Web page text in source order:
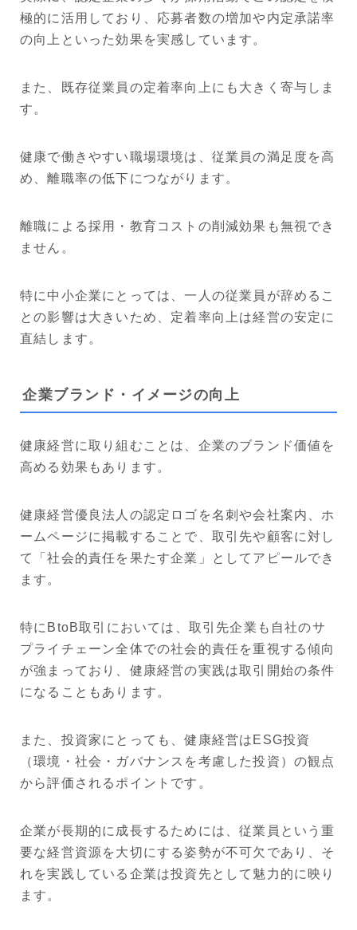
極的に活用しており、応募者数の増加や内定承諾率
の向上といった効果を実感しています。
また、既存従業員の定着率向上にも大きく寄与しま
す。
健康で働きやすい職場環境は、従業員の満足度を高
め、離職率の低下につながります。
離職による採用・教育コストの削減効果も無視でき
ません。
特に中小企業にとっては、一人の従業員が辞めるこ
との影響は大きいため、定着率向上は経営の安定に
直結します。
企業ブランド・イメージの向上
健康経営に取り組むことは、企業のブランド価値を
高める効果もあります。
健康経営優良法人の認定ロゴを名刺や会社案内、ホ
ームページに掲載することで、取引先や顧客に対し
て「社会的責任を果たす企業」としてアピールでき
ます。
特にBtoB取引においては、取引先企業も自社のサ
プライチェーン全体での社会的責任を重視する傾向
が強まっており、健康経営の実践は取引開始の条件
になることもあります。
また、投資家にとっても、健康経営はESG投資
（環境・社会・ガバナンスを考慮した投資）の観点
から評価されるポイントです。
企業が長期的に成長するためには、従業員という重
要な経営資源を大切にする姿勢が不可欠であり、そ
れを実践している企業は投資先として魅力的に映り
ます。